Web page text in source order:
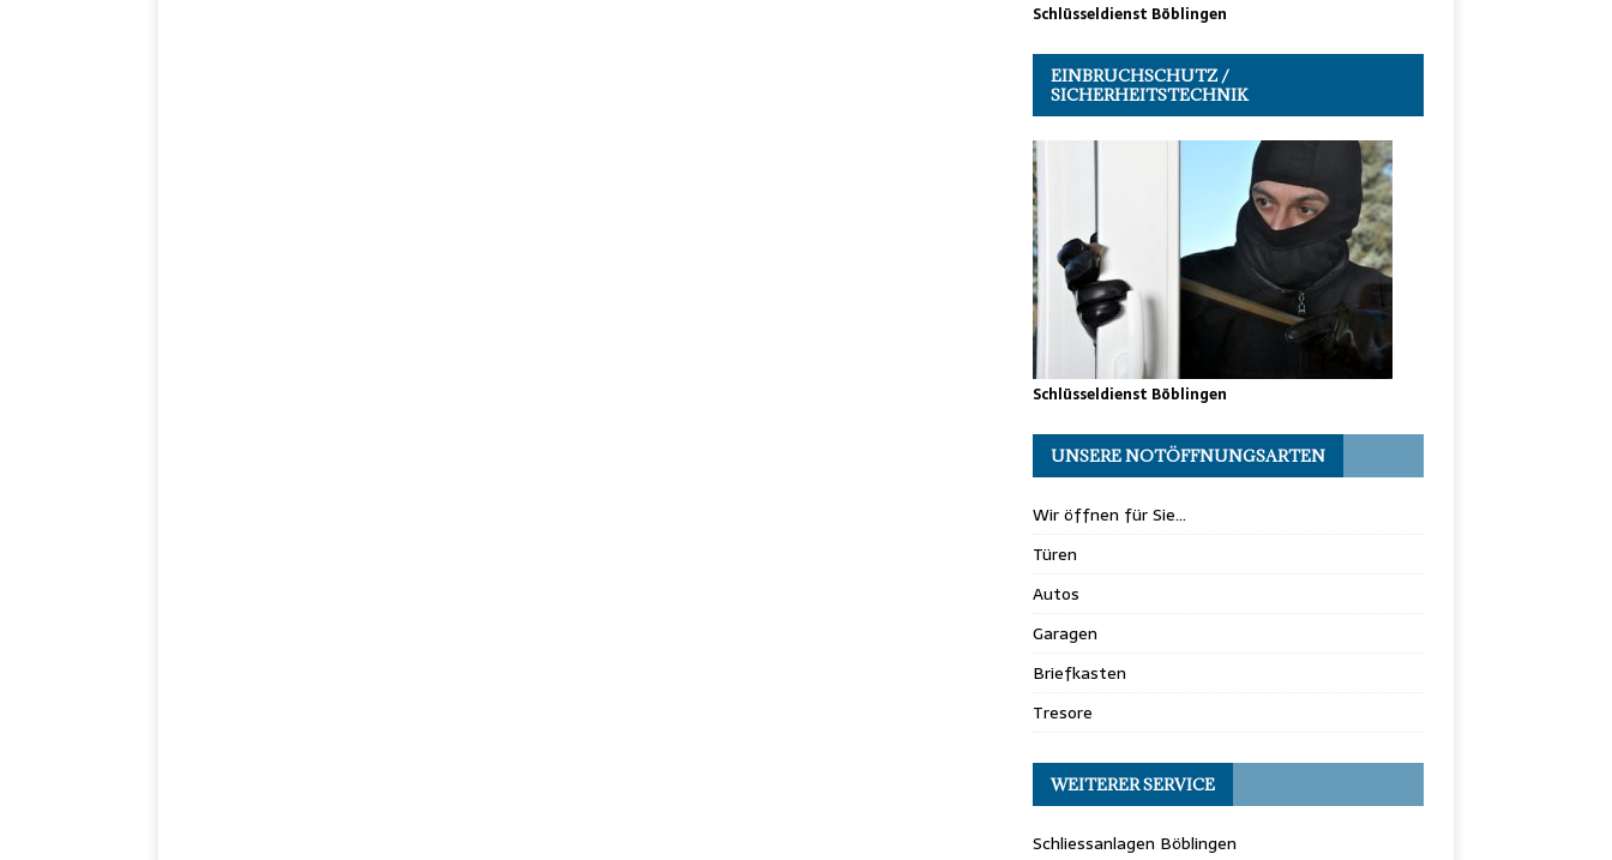
Schlüsseldienst Böblingen
EINBRUCHSCHUTZ /
SICHERHEITSTECHNIK
Schlüsseldienst Böblingen
UNSERE NOTÖFFNUNGSARTEN
Wir öffnen für Sie…
Türen
Autos
Garagen
Briefkasten
Tresore
WEITERER SERVICE
Schliessanlagen Böblingen